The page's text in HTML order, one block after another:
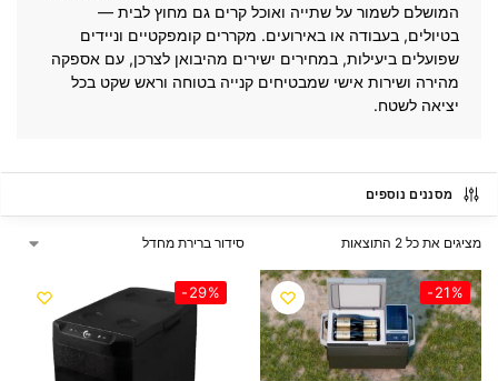
המושלם לשמור על שתייה ואוכל קרים גם מחוץ לבית —
בטיולים, בעבודה או באירועים. מקררים קומפקטיים וניידים
שפועלים ביעילות, במחירים ישירים מהיבואן לצרכן, עם אספקה
מהירה ושירות אישי שמבטיחים קנייה בטוחה וראש שקט בכל
יציאה לשטח.
מסננים נוספים
מציגים את כל ⁦2⁩ התוצאות
-21%
-29%